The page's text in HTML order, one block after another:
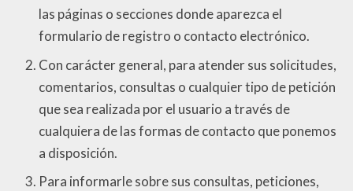
las páginas o secciones donde aparezca el
formulario de registro o contacto electrónico.
Con carácter general, para atender sus solicitudes,
comentarios, consultas o cualquier tipo de petición
que sea realizada por el usuario a través de
cualquiera de las formas de contacto que ponemos
a disposición.
Para informarle sobre sus consultas, peticiones,